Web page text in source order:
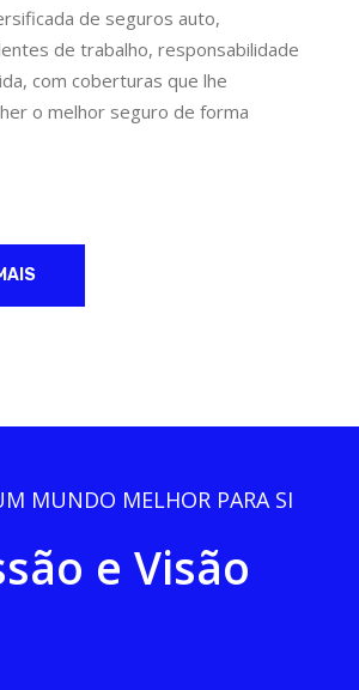
de seguros auto,
de trabalho, responsabilidade
com coberturas que lhe
o melhor seguro de forma
MUNDO MELHOR PARA SI
e Visão